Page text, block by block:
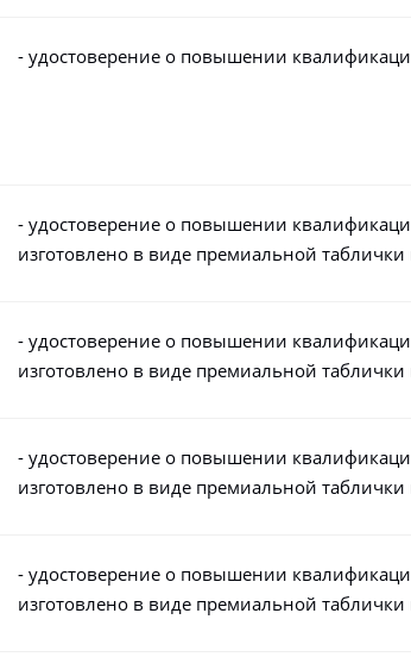
- удостоверение о повышении
- удостоверение о повышении
изготовлено в виде премиальной таблички
- удостоверение о повышении
изготовлено в виде премиальной таблички
- удостоверение о повышении
изготовлено в виде премиальной таблички
- удостоверение о повышении
изготовлено в виде премиальной таблички